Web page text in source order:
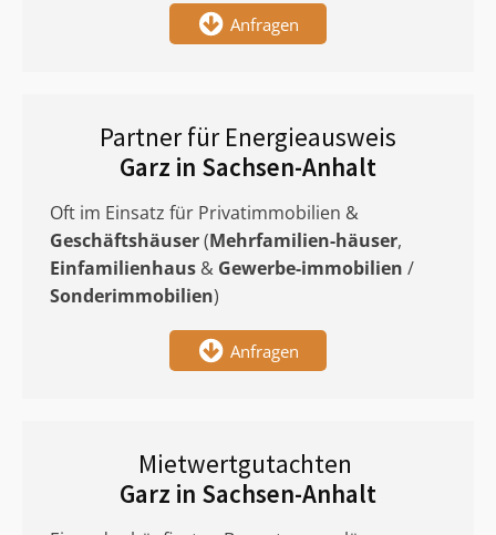
Anfragen
Partner für Energieausweis
Garz in Sachsen-Anhalt
Oft im Einsatz für Privatimmobilien &
Geschäftshäuser(Mehrfamilien-häuser,
Einfamilienhaus & Gewerbe-immobilien /
Sonderimmobilien)
Anfragen
Mietwertgutachten
Garz in Sachsen-Anhalt